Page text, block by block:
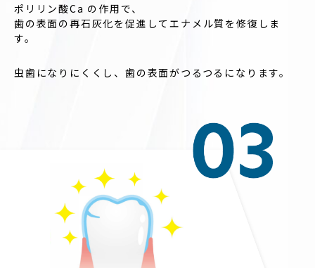
ポリリン酸Ca の作用で、
歯の表面の再石灰化を促進してエナメル質を修復しま
す。
虫歯になりにくくし、歯の表面がつるつるになります。